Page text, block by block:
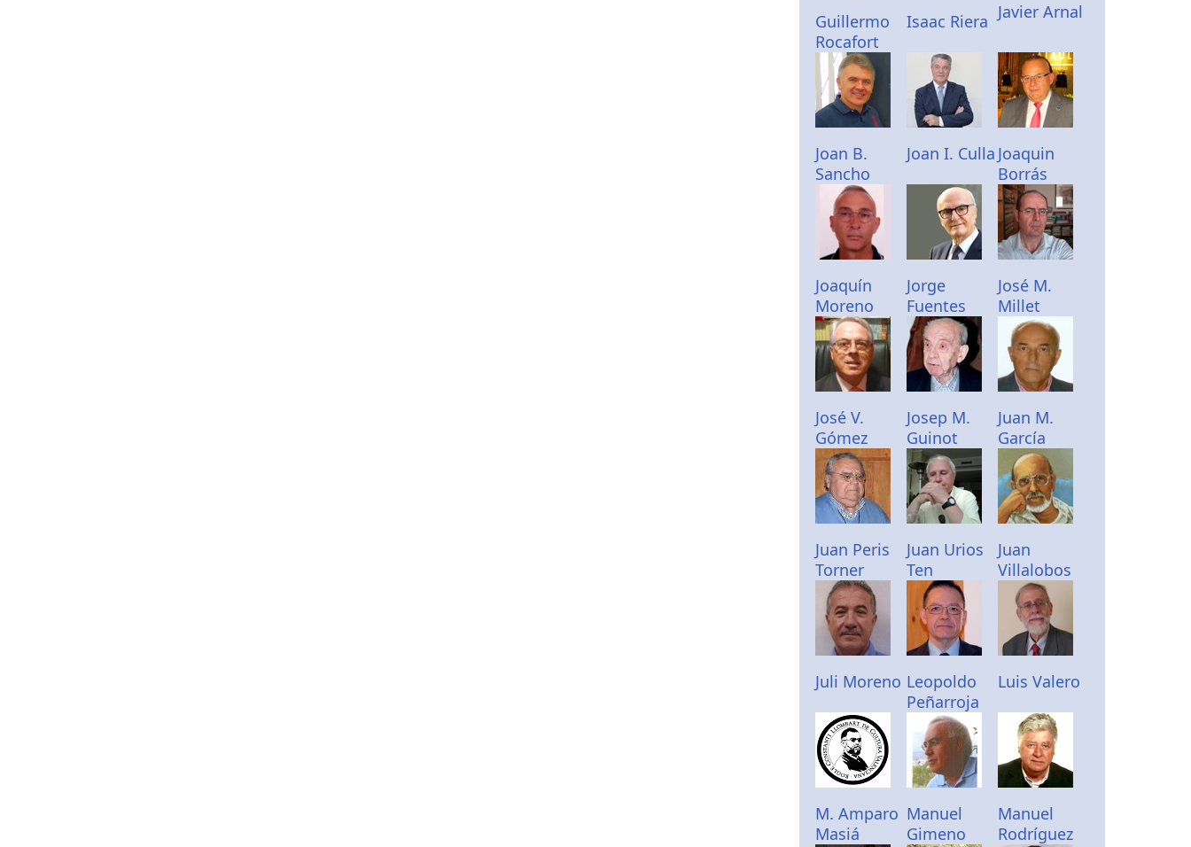
Guillermo
Rocafort
Isaac Riera Javier Arnal
Joan B.
Sancho
Joan I. Culla Joaquin
Borrás
Joaquín
Moreno
Jorge
Fuentes
José M.
Millet
José V.
Gómez
Josep M.
Guinot
Juan M.
García
Juan Peris
Torner
Juan Urios
Ten
Juan
Villalobos
Juli Moreno Leopoldo
Peñarroja
Luis Valero
M. Amparo
Masiá
Manuel
Gimeno
Manuel
Rodríguez